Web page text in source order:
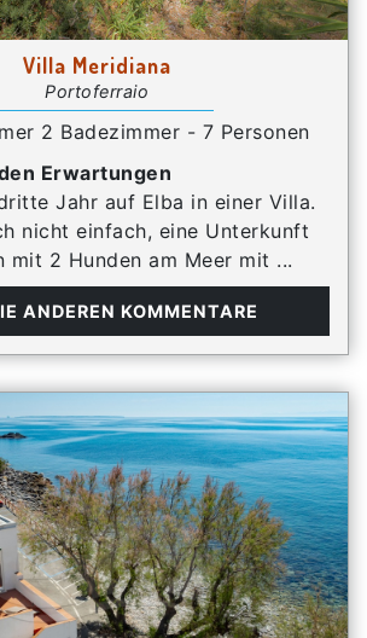
Villa Meridiana
Portoferraio
2 Badezimmer - 7 Personen
Erwartungen
Jahr auf Elba in einer Villa.
nicht einfach, eine Unterkunft
mit 2 Hunden am Meer mit ...
ANDEREN KOMMENTARE